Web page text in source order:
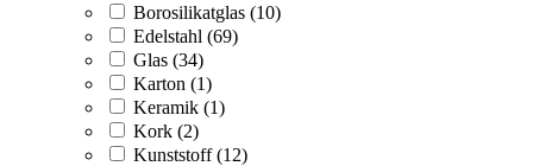
Borosilikatglas (10)
Edelstahl (69)
Glas (34)
Karton (1)
Keramik (1)
Kork (2)
Kunststoff (12)